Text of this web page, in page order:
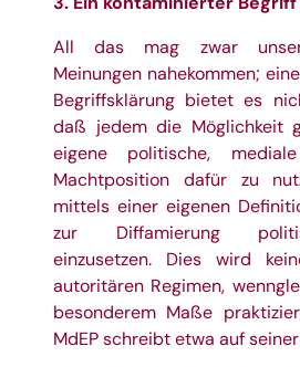
All das mag zwar
Meinungen nahekommen;
Begriffsklärung bietet es
daß jedem die Möglichkeit
eigene politische,
Machtposition dafür zu
mittels einer eigenen
zur Diffamierung
einzusetzen. Dies wird
autoritären Regimen,
besonderem Maße
MdEP schreibt etwa auf